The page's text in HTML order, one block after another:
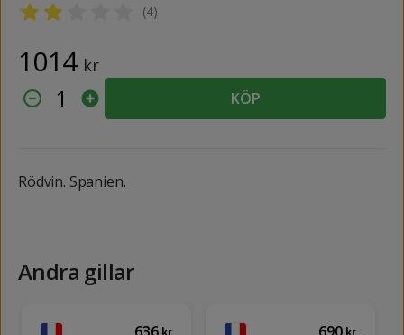
(4)
1014 kr
1 KÖP
Rödvin. Spanien.
Andra gillar